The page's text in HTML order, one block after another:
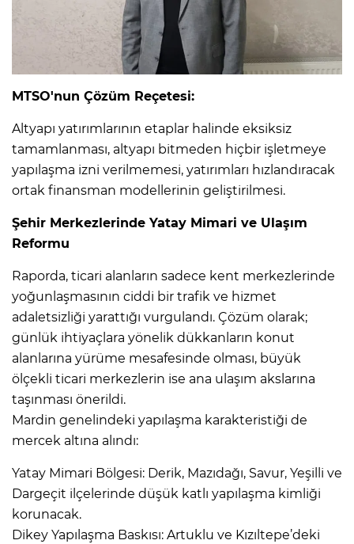
MTSO'nun Çözüm Reçetesi:
Altyapı yatırımlarının etaplar halinde eksiksiz
tamamlanması, altyapı bitmeden hiçbir işletmeye
yapılaşma izni verilmemesi, yatırımları hızlandıracak
ortak finansman modellerinin geliştirilmesi.
Şehir Merkezlerinde Yatay Mimari ve Ulaşım
Reformu
Raporda, ticari alanların sadece kent merkezlerinde
yoğunlaşmasının ciddi bir trafik ve hizmet
adaletsizliği yarattığı vurgulandı. Çözüm olarak;
günlük ihtiyaçlara yönelik dükkanların konut
alanlarına yürüme mesafesinde olması, büyük
ölçekli ticari merkezlerin ise ana ulaşım akslarına
taşınması önerildi.
Mardin genelindeki yapılaşma karakteristiği de
mercek altına alındı:
Yatay Mimari Bölgesi: Derik, Mazıdağı, Savur, Yeşilli ve
Dargeçit ilçelerinde düşük katlı yapılaşma kimliği
korunacak.
Dikey Yapılaşma Baskısı: Artuklu ve Kızıltepe’deki